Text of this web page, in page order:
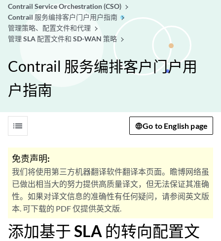
Contrail Service Orchestration (CSO)
Contrail 服务编排客户门户用户指南
管理策略、配置文件和代理
管理 SLA 配置文件和 SD-WAN 策略
Contrail 服务编排客户门户用
户指南
list Go to English page
免责声明:
我们将使用第三方机器翻译软件翻译本页面。瞻博网络虽
已做出相当大的努力提供高质量译文，但无法保证其准确
性。如果对译文信息的准确性有任何疑问，请参阅英文版
本. 可下载的 PDF 仅提供英文版.
添加基于 SLA 的转向配置文